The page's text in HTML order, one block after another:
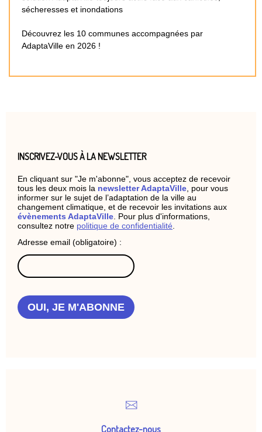
sécheresses et inondations
Découvrez les 10 communes accompagnées par
AdaptaVille en 2026 !
INSCRIVEZ-VOUS À LA NEWSLETTER
En cliquant sur "Je m'abonne", vous acceptez de recevoir
tous les deux mois la newsletter AdaptaVille , pour vous
informer sur le sujet de l’adaptation de la ville au
changement climatique, et de recevoir les invitations aux
évènements AdaptaVille . Pour plus d'informations,
consultez notre politique de confidentialité
Adresse email (obligatoire) :
OUI, JE M'ABONNE
Contactez-nous